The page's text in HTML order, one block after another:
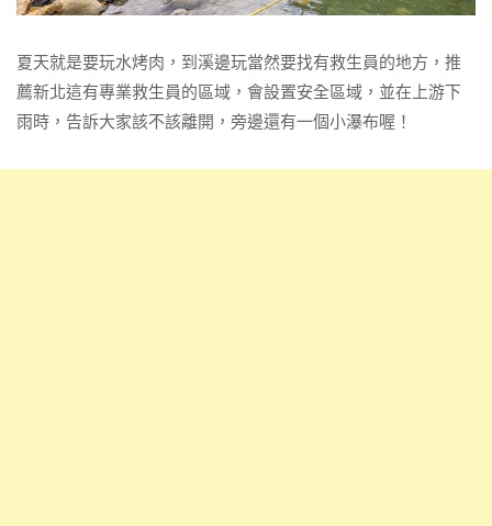
夏天就是要玩水烤肉，到溪邊玩當然要找有救生員的地方，推
薦新北這有專業救生員的區域，會設置安全區域，並在上游下
雨時，告訴大家該不該離開，旁邊還有一個小瀑布喔！